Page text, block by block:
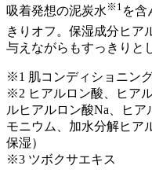
吸着発想の泥炭水 ※1 を含
きりオフ。保湿成分ヒア
与えながらもすっきりと
※1 肌コンディショニン
※2 ヒアルロン酸、ヒア
ルヒアルロン酸Na、ヒ
モニウム、加水分解ヒア
保湿）
※3 ツボクサエキス